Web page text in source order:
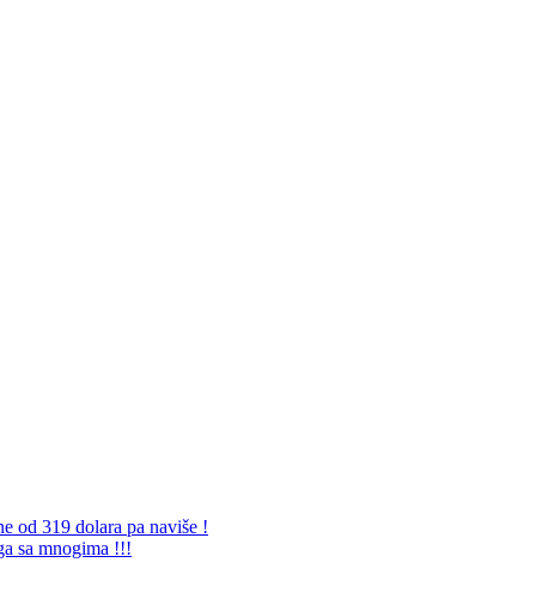
od 319 dolara pa naviše !
sa mnogima !!!